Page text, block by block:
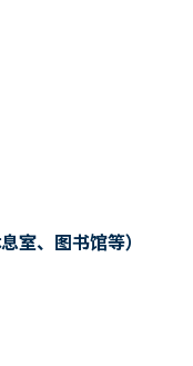
室、图书馆等）